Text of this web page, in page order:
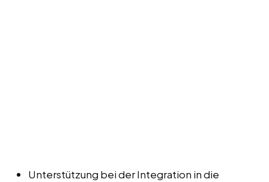
Unterstützung bei der Integration in die